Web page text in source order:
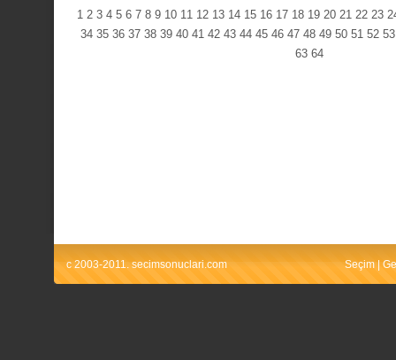
1 2 3 4 5 6 7 8 9 10 11 12 13 14 15 16 17 18 19 20 21 22 23
34 35 36 37 38 39 40 41 42 43 44 45 46 47 48 49 50 51 52 53
63 64
c 2003-2011. secimsonuclari.com Seçim